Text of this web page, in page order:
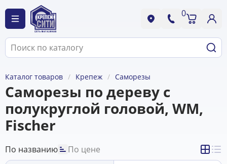
0
Каталог товаров Крепеж Саморезы
Саморезы по дереву с
полукруглой головой, WM,
Fischer
По названию
По цене